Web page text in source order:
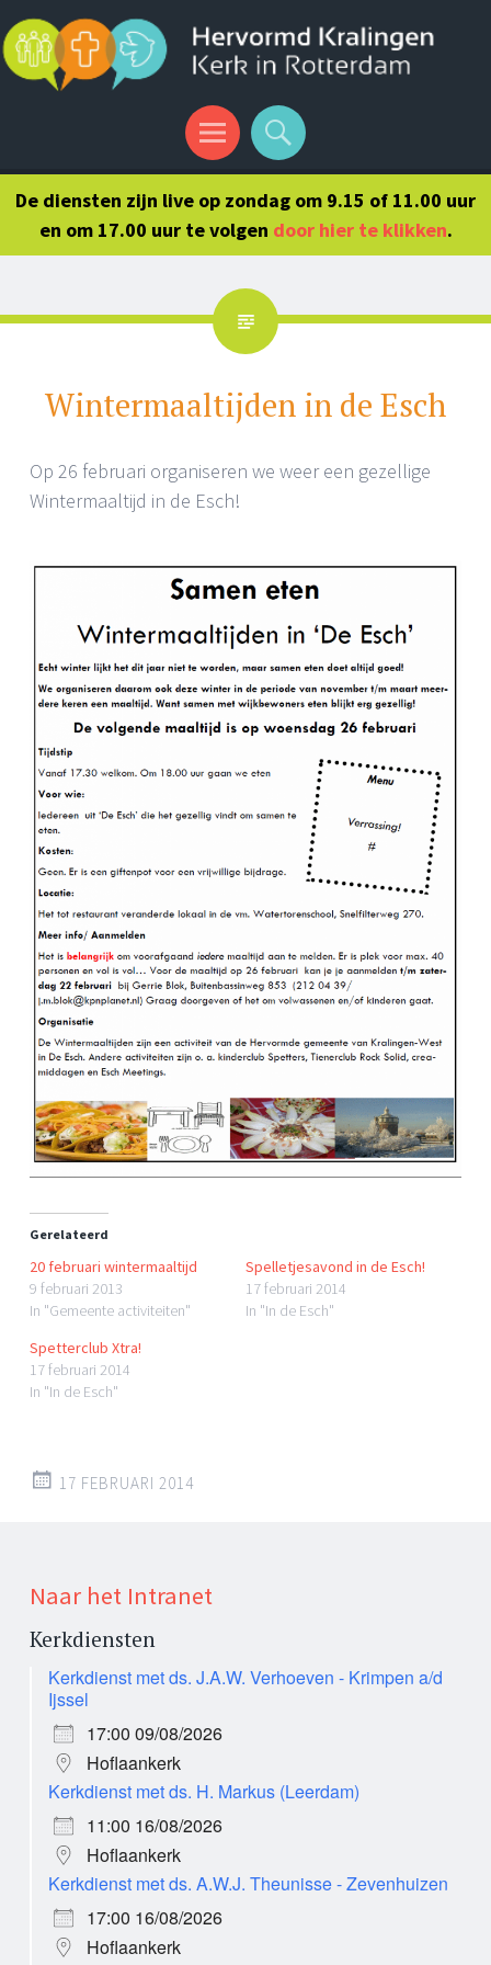
Menu
Search
De diensten zijn live op zondag om 9.15 of 11.00 uur
en om 17.00 uur te volgen door hier te klikken.
Wintermaaltijden in de Esch
Op 26 februari organiseren we weer een gezellige
Wintermaaltijd in de Esch!
Gerelateerd
20 februari wintermaaltijd
9 februari 2013
In "Gemeente activiteiten"
Spelletjesavond in de Esch!
17 februari 2014
In "In de Esch"
Spetterclub Xtra!
17 februari 2014
In "In de Esch"
17 FEBRUARI 2014
Naar het Intranet
Kerkdiensten
Kerkdienst met ds. J.A.W. Verhoeven - Krimpen a/d
Ijssel
17:00 09/08/2026
Hoflaankerk
Kerkdienst met ds. H. Markus (Leerdam)
11:00 16/08/2026
Hoflaankerk
Kerkdienst met ds. A.W.J. Theunisse - Zevenhuizen
17:00 16/08/2026
Hoflaankerk